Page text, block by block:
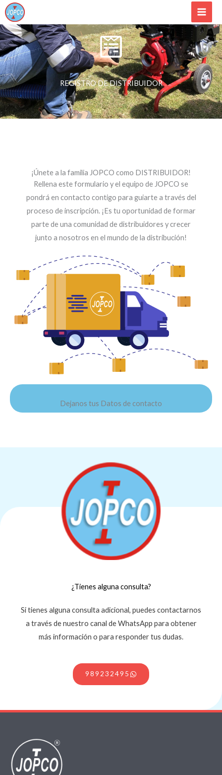
contenido
REGISTRO DE DISTRIBUIDOR
¡Únete a la familia JOPCO como DISTRIBUIDOR!
Rellena este formulario y el equipo de JOPCO se
pondrá en contacto contigo para guiarte a través del
proceso de inscripción. ¡Es tu oportunidad de formar
parte de una comunidad de distribuidores y crecer
junto a nosotros en el mundo de la distribución!
Dejanos tus Datos de contacto
¿Tienes alguna consulta?
Si tienes alguna consulta adicional, puedes contactarnos
a través de nuestro canal de WhatsApp para obtener
más información o para responder tus dudas.
989232495